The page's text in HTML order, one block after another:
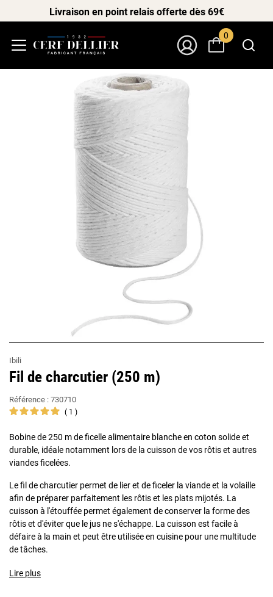
Livraison en point relais offerte dès 69€
0
Ibili
Fil de charcutier (250 m)
Référence : 730710
1
Bobine de 250 m de ficelle alimentaire blanche en coton solide et
durable, idéale notamment lors de la cuisson de vos rôtis et autres
viandes ficelées.
Le fil de charcutier permet de lier et de ficeler la viande et la volaille
afin de préparer parfaitement les rôtis et les plats mijotés. La
cuisson à l'étouffée permet également de conserver la forme des
rôtis et d'éviter que le jus ne s'échappe. La cuisson est facile à
défaire à la main et peut être utilisée en cuisine pour une multitude
de tâches.
Lire plus